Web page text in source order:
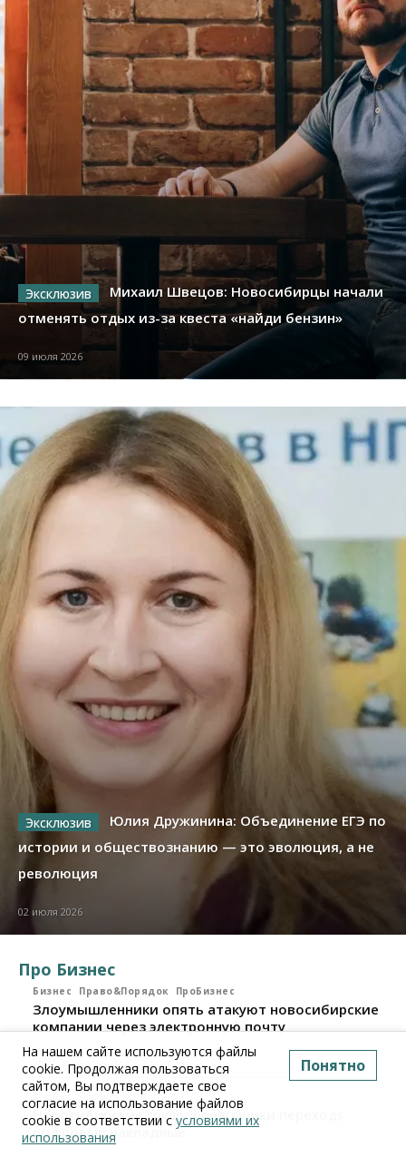
Михаил Швецов: Новосибирцы начали
отменять отдых из-за квеста «найди бензин»
09 июля 2026
Юлия Дружинина: Объединение ЕГЭ по
истории и обществознанию — это эволюция, а не
революция
02 июля 2026
Про Бизнес
Бизнес Право&Порядок ПроБизнес
Злоумышленники опять атакуют новосибирские
компании через электронную почту
06 августа 2026, 11:00
Бизнес ПроБизнес
Новосибирские грузоперевозчики переходят на
цифровые накладные
На нашем сайте используются файлы
cookie. Продолжая пользоваться
сайтом, Вы подтверждаете свое
согласие на использование файлов
cookie в соответствии с условиями их
использования
Понятно